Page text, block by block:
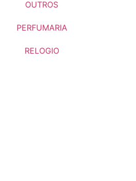
OUTROS
PERFUMARIA
RELOGIO